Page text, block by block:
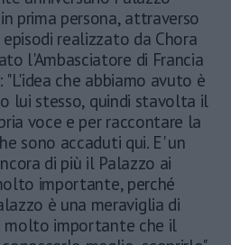
prima persona, attraverso
realizzato da Chora
l'Ambasciatore di Francia
che abbiamo avuto è
lui stesso, quindi stavolta il
voce e per raccontare la
sono accaduti qui. E' un
di più il Palazzo ai
importante, perché
è una meraviglia di
molto importante che il